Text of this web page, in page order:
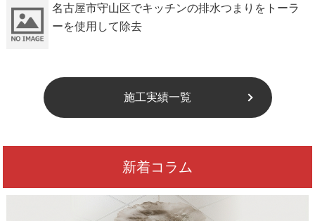
名古屋市守山区でキッチンの排水つまりをトーラ
ーを使用して除去
施工実績一覧
新着コラム